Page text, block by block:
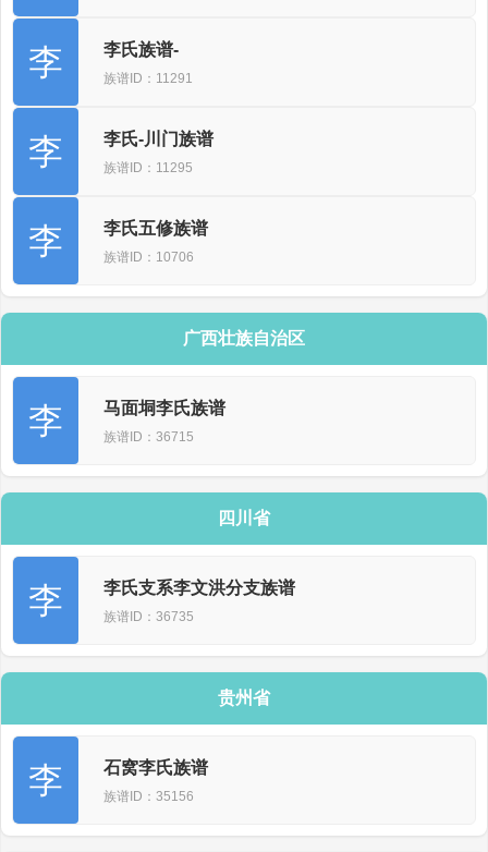
李 李氏族谱-
族谱ID：11291
李 李氏-川门族谱
族谱ID：11295
李 李氏五修族谱
族谱ID：10706
广西壮族自治区
李 马面垌李氏族谱
族谱ID：36715
四川省
李 李氏支系李文洪分支族谱
族谱ID：36735
贵州省
李 石窝李氏族谱
族谱ID：35156